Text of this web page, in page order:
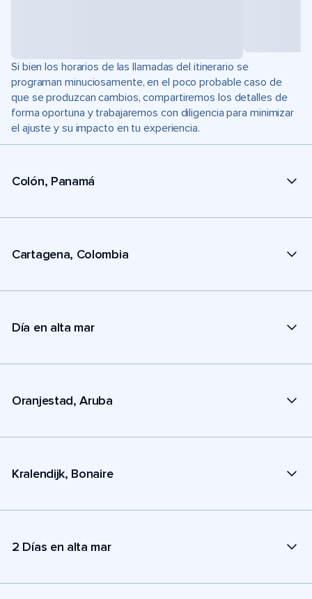
Si bien los horarios de las llamadas del itinerario se
programan minuciosamente, en el poco probable caso de
que se produzcan cambios, compartiremos los detalles de
forma oportuna y trabajaremos con diligencia para minimizar
el ajuste y su impacto en tu experiencia.
Colón, Panamá
Cartagena, Colombia
Día en alta mar
Oranjestad, Aruba
Kralendijk, Bonaire
2 Días en alta mar